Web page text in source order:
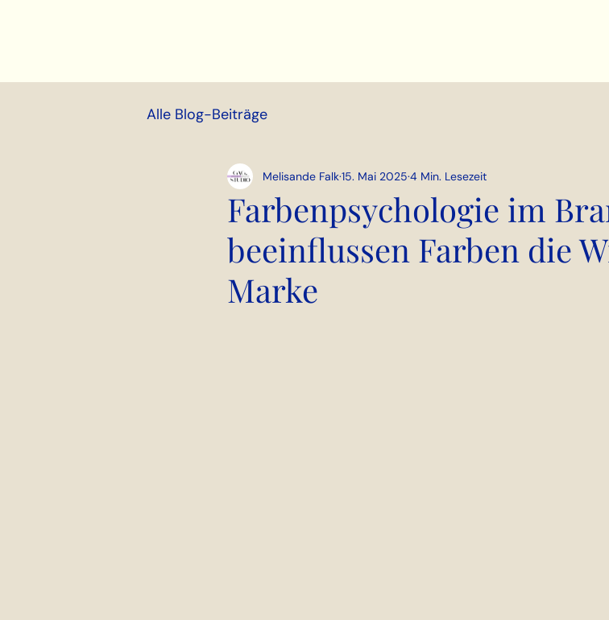
Alle Blog-Beiträge
Farbenpsychologie im
beeinflussen Farben die
Marke
Melisande Falk15. Mai 2025 4 Min. Lesezeit